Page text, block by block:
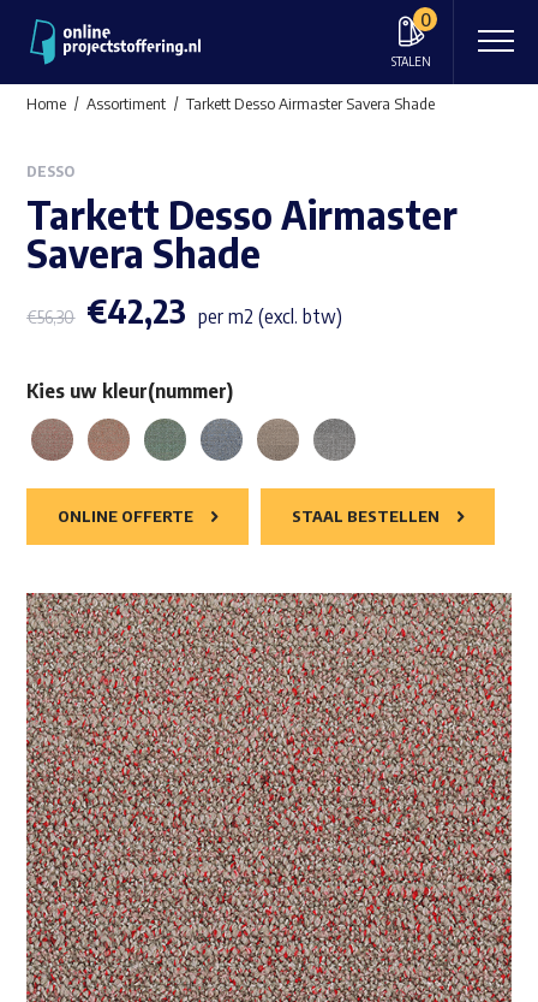
0
STALEN
Home Assortiment Tarkett Desso Airmaster Savera Shade
DESSO
Tarkett Desso Airmaster
Savera Shade
€56,30 €42,23 per m2 (excl. btw)
Kies uw kleur(nummer)
ONLINE OFFERTE STAAL BESTELLEN